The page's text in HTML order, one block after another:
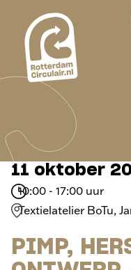
hoofdinhoud
11 oktober
10:00 - 17:00 uur
Textielatelier BoTu,
PIMP,